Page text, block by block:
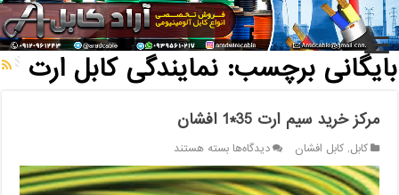
خانه / بایگانی برچسب: نمایندگی کابل ارت
بایگانی برچسب:نمایندگی کابل ارت
مرکز خرید سیم ارت 35*1 افشان
کابل,کابل افشان دیدگاه‌هابرای
مرکز
خرید
بسته هستند